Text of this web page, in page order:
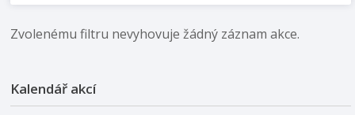
Zvolenému filtru nevyhovuje žádný záznam akce.
Kalendář akcí